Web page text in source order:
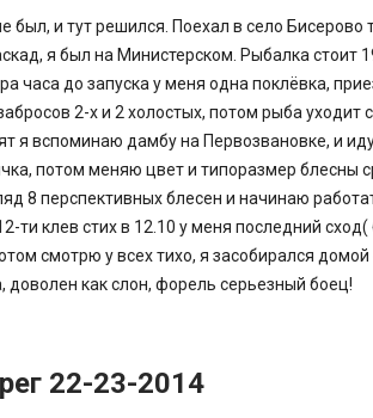
был, и тут решился. Поехал в село
я был на Министерском. Рыбалка стоит
часа до запуска у меня одна поклёвка,
2-х и 2 холостых, потом рыба уходит
я вспоминаю дамбу на Первозвановке, и
потом меняю цвет и типоразмер блесны
8 перспективных блесен и начинаю
ти клев стих в 12.10 у меня последний
смотрю у всех тихо, я засобирался
доволен как слон, форель серьезный боец!
22-23-2014